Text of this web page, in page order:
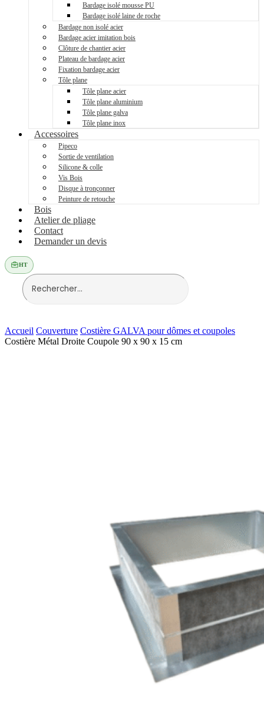
Bardage isolé mousse PU
Bardage isolé laine de roche
Bardage non isolé acier
Bardage acier imitation bois
Clôture de chantier acier
Plateau de bardage acier
Fixation bardage acier
Tôle plane
Tôle plane acier
Tôle plane aluminium
Tôle plane galva
Tôle plane inox
Accessoires
Pipeco
Sortie de ventilation
Silicone & colle
Vis Bois
Disque à tronçonner
Peinture de retouche
Bois
Atelier de pliage
Contact
Demander un devis
HT
Accueil Couverture Costière GALVA pour dômes et coupoles
Costière Métal Droite Coupole 90 x 90 x 15 cm